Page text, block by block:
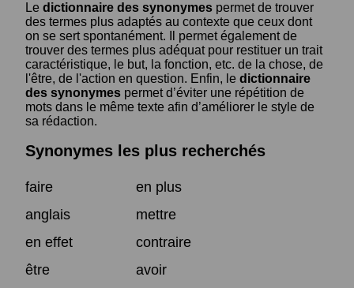
Le dictionnaire des synonymes permet de trouver
des termes plus adaptés au contexte que ceux dont
on se sert spontanément. Il permet également de
trouver des termes plus adéquat pour restituer un trait
caractéristique, le but, la fonction, etc. de la chose, de
l'être, de l'action en question. Enfin, le dictionnaire
des synonymes permet d’éviter une répétition de
mots dans le même texte afin d’améliorer le style de
sa rédaction.
Synonymes les plus recherchés
faire
en plus
anglais
mettre
en effet
contraire
être
avoir